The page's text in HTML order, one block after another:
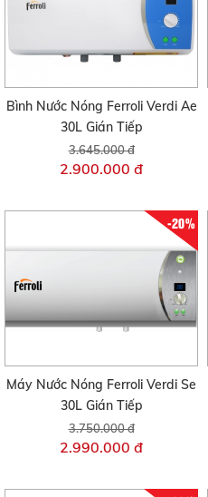
Bình Nước Nóng Ferroli Verdi Ae
30L Gián Tiếp
3.645.000 đ
2.900.000 đ
-20%
Máy Nước Nóng Ferroli Verdi Se
30L Gián Tiếp
3.750.000 đ
2.990.000 đ